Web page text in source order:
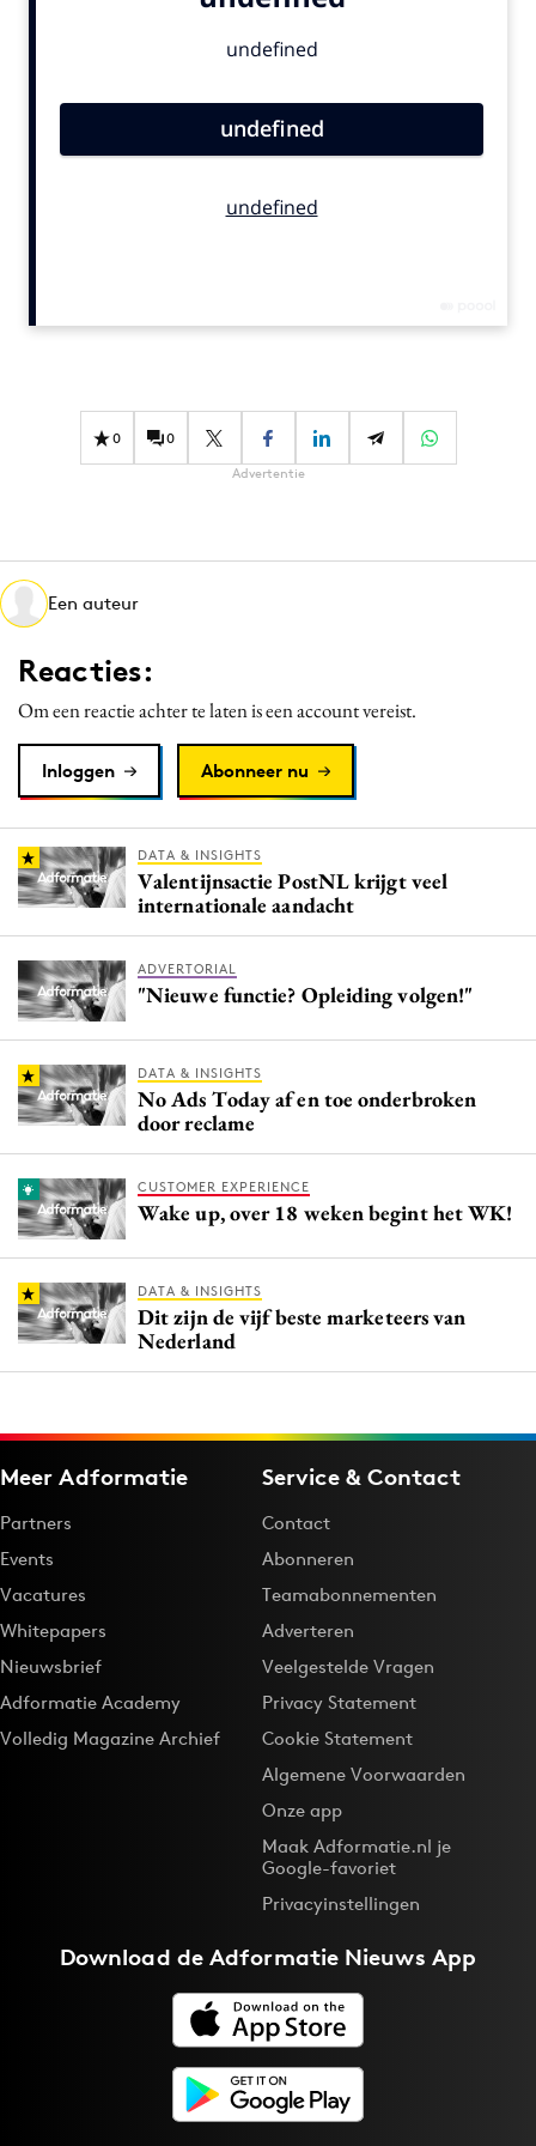
Gedragsverandering
Influencer marketing
Media
Merkstrategie
PR
Programmatic
Purpose Marketing
Reputatie & crisis
0 0
Advertentie
Een auteur
Reacties:
Om een reactie achter te laten is een account vereist.
Inloggen Abonneer nu
DATA & INSIGHTS
Valentijnsactie PostNL krijgt veel
internationale aandacht
ADVERTORIAL
"Nieuwe functie? Opleiding volgen!"
DATA & INSIGHTS
No Ads Today af en toe onderbroken
door reclame
CUSTOMER EXPERIENCE
Wake up, over 18 weken begint het WK!
DATA & INSIGHTS
Dit zijn de vijf beste marketeers van
Nederland
Meer Adformatie
Partners
Events
Vacatures
Whitepapers
Nieuwsbrief
Adformatie Academy
Volledig Magazine Archief
Service & Contact
Contact
Abonneren
Teamabonnementen
Adverteren
Veelgestelde Vragen
Privacy Statement
Cookie Statement
Algemene Voorwaarden
Onze app
Maak Adformatie.nl je
Google-favoriet
Privacyinstellingen
Download deAdformatie Nieuws App